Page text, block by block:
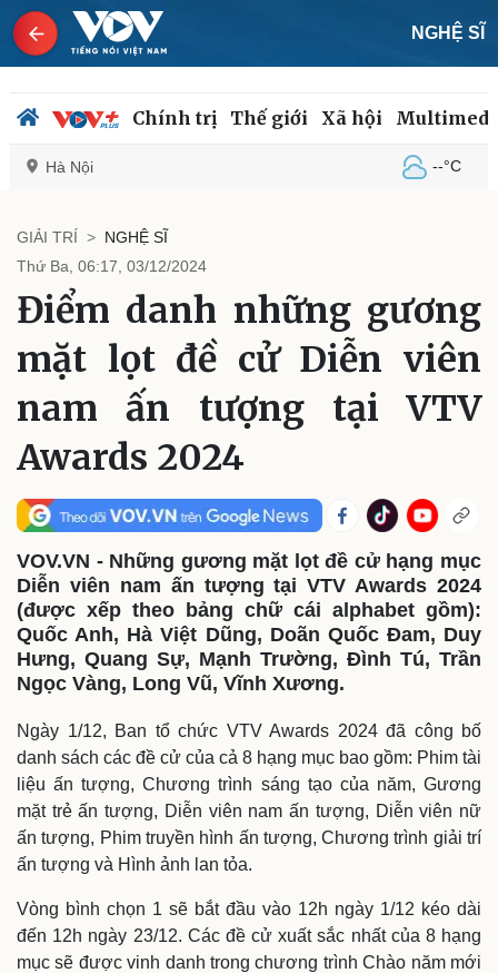
NGHỆ SĨ
Chính trị Thế giới Xã hội
Hà Nội --°C
Chính trị
Đảng
Tổ chức nhân sự
Quốc hội
Nhận diện sự thật
Tin 24h
Dự báo thời tiết
Giáo dục
Dấu ấn VOV
Biển đảo
GIẢI TRÍ
NGHỆ SĨ
Thứ Ba, 06:17, 03/12/2024
Điểm danh những gương
mặt lọt đề cử Diễn viên
nam ấn tượng tại VTV
Awards 2024
VOV.VN - Những gương mặt lọt đề cử hạng mục
Diễn viên nam ấn tượng tại VTV Awards 2024
(được xếp theo bảng chữ cái alphabet gồm):
Quốc Anh, Hà Việt Dũng, Doãn Quốc Đam, Duy
Hưng, Quang Sự, Mạnh Trường, Đình Tú, Trần
Ngọc Vàng, Long Vũ, Vĩnh Xương.
Ngày 1/12, Ban tổ chức VTV Awards 2024 đã công bố
danh sách các đề cử của cả 8 hạng mục bao gồm: Phim tài
liệu ấn tượng, Chương trình sáng tạo của năm, Gương
mặt trẻ ấn tượng, Diễn viên nam ấn tượng, Diễn viên nữ
ấn tượng, Phim truyền hình ấn tượng, Chương trình giải trí
ấn tượng và Hình ảnh lan tỏa.
Vòng bình chọn 1 sẽ bắt đầu vào 12h ngày 1/12 kéo dài
đến 12h ngày 23/12. Các đề cử xuất sắc nhất của 8 hạng
mục sẽ được vinh danh trong chương trình Chào năm mới